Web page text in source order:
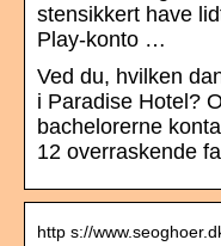
stensikkert have
Play-konto …
Ved du, hvilken
i Paradise Hotel?
bachelorerne
12 overraskende
http s://